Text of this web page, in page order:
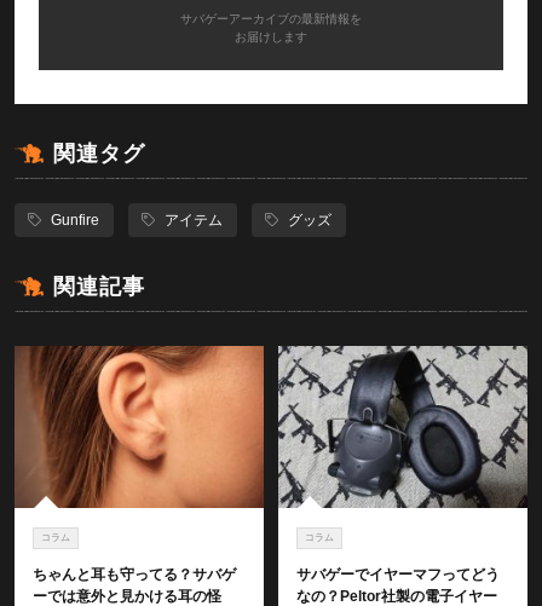
サバゲーアーカイブの最新情報を
お届けします
関連タグ
Gunfire アイテム グッズ
関連記事
コラム
ちゃんと耳も守ってる？サバゲ
ーでは意外と見かける耳の怪
コラム
サバゲーでイヤーマフってどう
なの？Peltor社製の電子イヤー